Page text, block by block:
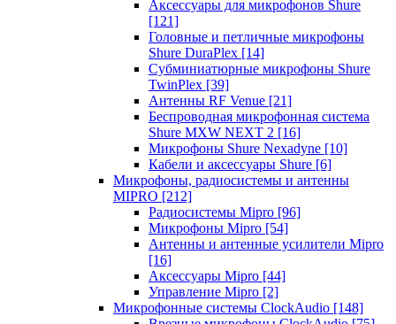
Аксессуары для микрофонов Shure
[121]
Головные и петличные микрофоны
Shure DuraPlex [14]
Субминиатюрные микрофоны Shure
TwinPlex [39]
Антенны RF Venue [21]
Беспроводная микрофонная система
Shure MXW NEXT 2 [16]
Микрофоны Shure Nexadyne [10]
Кабели и аксессуары Shure [6]
Микрофоны, радиосистемы и антенны
MIPRO [212]
Радиосистемы Mipro [96]
Микрофоны Mipro [54]
Антенны и антенные усилители Mipro
[16]
Аксессуары Mipro [44]
Управление Mipro [2]
Микрофонные системы ClockAudio [148]